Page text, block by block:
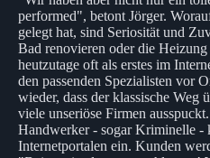
performed", betont Jörger.
gelegt hat, sind Seriosität und
Bad renovieren oder die
heutzutage oft als erstes im
den passenden Spezialisten vor
wieder, dass der klassische Weg
viele unseriöse Firmen
Handwerker - sogar Kriminelle -
Internetportalen ein. Kunden